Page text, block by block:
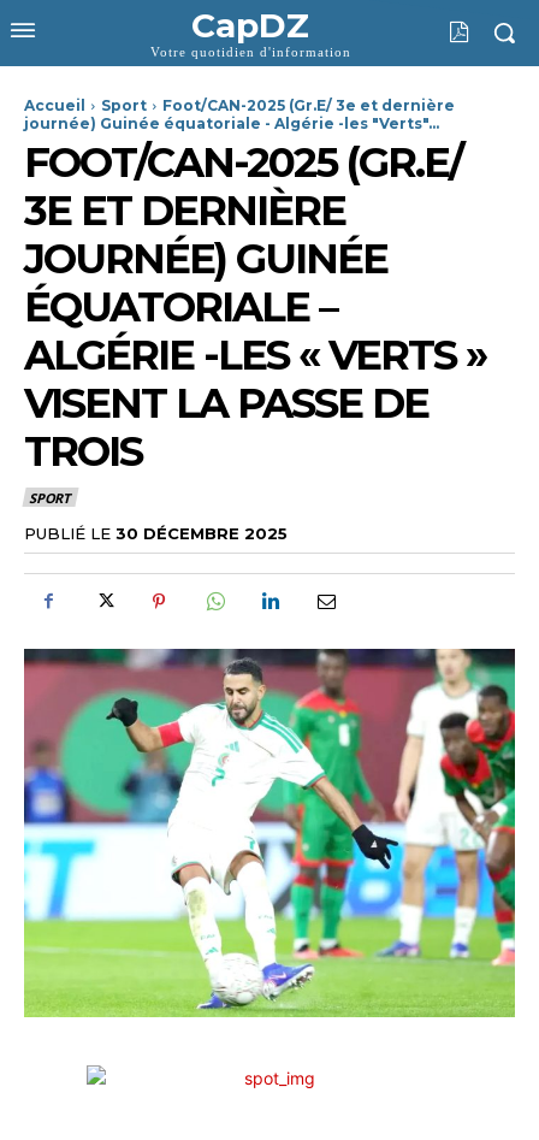
CapDZ
Votre quotidien d'information
Accueil Sport
Foot/CAN-2025 (Gr.E/ 3e et dernière
journée) Guinée équatoriale - Algérie -les "Verts"...
FOOT/CAN-2025 (GR.E/
3E ET DERNIÈRE
JOURNÉE) GUINÉE
ÉQUATORIALE –
ALGÉRIE -LES « VERTS »
VISENT LA PASSE DE
TROIS
SPORT
PUBLIÉ LE 30 DÉCEMBRE 2025